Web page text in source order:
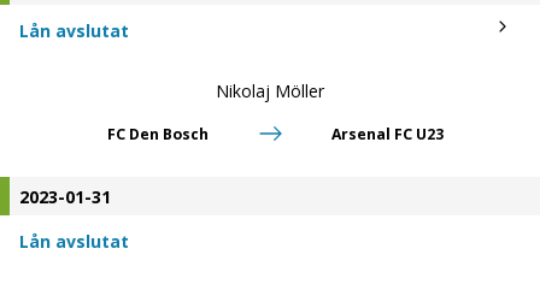
Lån avslutat
Nikolaj Möller
FC Den Bosch Arsenal FC U23
2023-01-31
Lån avslutat